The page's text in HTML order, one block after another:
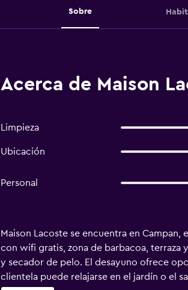
Sobre
Acerca de Maison
Limpieza
Ubicación
Personal
Maison Lacoste se encuentra en
con wifi gratis, zona de barbacoa, terraza
y secador de pelo. El desayuno ofrece
clientela puede relajarse en el jardín o el